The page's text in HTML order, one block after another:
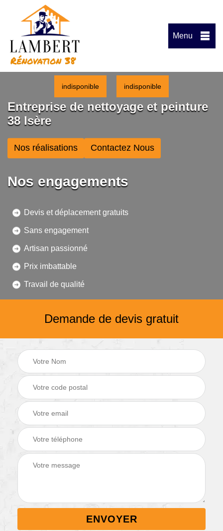
Menu
indisponible indisponible
Entreprise de nettoyage et peinture
38 Isère
Nos réalisations Contactez Nous
Nos engagements
Devis et déplacement gratuits
Sans engagement
Artisan passionné
Prix imbattable
Travail de qualité
Demande de devis gratuit